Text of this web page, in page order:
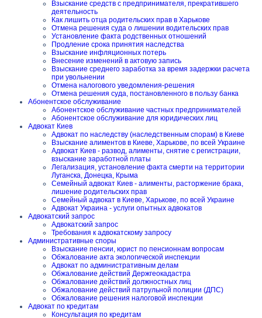
Взыскание средств с предпринимателя, прекратившего
деятельность
Как лишить отца родительских прав в Харькове
Отмена решения суда о лишении водительских прав
Установление факта родственных отношений
Продление срока принятия наследства
Взыскание инфляционных потерь
Внесение изменений в актовую запись
Взыскание среднего заработка за время задержки расчета
при увольнении
Отмена налогового уведомления-решения
Отмена решения суда, постановленного в пользу банка
Абонентское обслуживание
Абонентское обслуживание частных предпринимателей
Абонентское обслуживание для юридических лиц
Адвокат Киев
Адвокат по наследству (наследственным спорам) в Киеве
Взыскание алиментов в Киеве, Харькове, по всей Украине
Адвокат Киев - развод, алименты, снятие с регистрации,
взыскание заработной платы
Легализация, установление факта смерти на территории
Луганска, Донецка, Крыма
Семейный адвокат Киев - алименты, расторжение брака,
лишение родительских прав
Семейный адвокат в Киеве, Харькове, по всей Украине
Адвокат Украина - услуги опытных адвокатов
Адвокатский запрос
Адвокатский запрос
Требования к адвокатскому запросу
Административные споры
Взыскание пенсии, юрист по пенсионнам вопросам
Обжалование акта экологической инспекции
Адвокат по административным делам
Обжалование действий Держгеокадастра
Обжалование действий должностных лиц
Обжалование действий патрульной полиции (ДПС)
Обжалование решения налоговой инспекции
Адвокат по кредитам
Консультация по кредитам